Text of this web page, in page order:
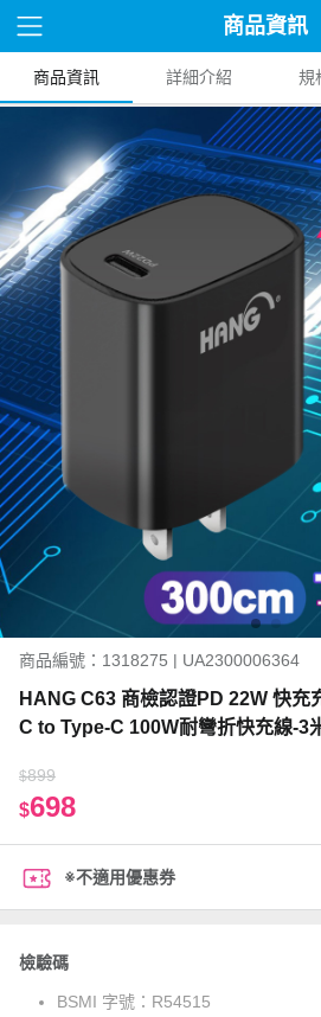
商品資訊
商品資訊 詳細介紹 規
商品編號：1318275 | UA2300006364
HANG C63 商檢認證PD 22W 快充
C to Type-C 100W耐彎折快充線-3
$899
$698
※不適用優惠券
檢驗碼
BSMI 字號： R54515